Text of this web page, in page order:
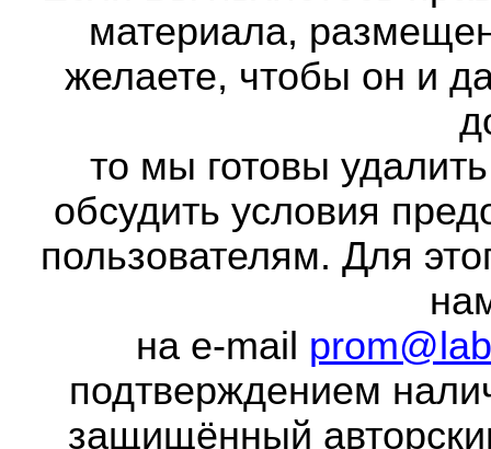
материала,
желаете, чтобы он и
то мы готовы
обсудить условия
пользователям. Для
на e-mail
подтверждением
защищённый